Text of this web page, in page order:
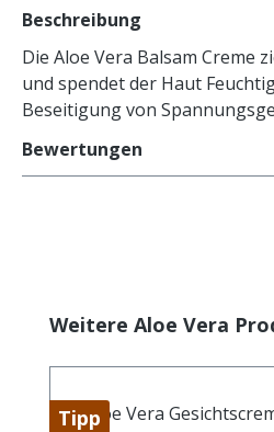
Beschreibung
Die Aloe Vera Balsam Creme
und spendet der Haut
Beseitigung von
Bewertungen
Produktgalerie
Weitere Aloe Vera
Tipp